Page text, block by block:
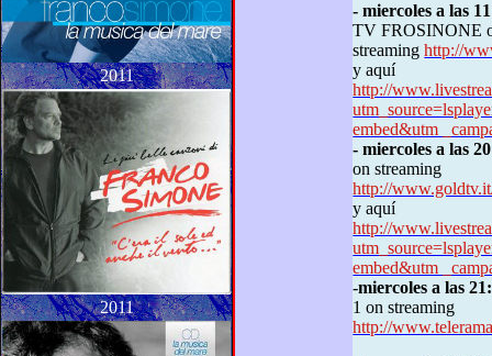
2011
2011
- miercoles a las
TV FROSINONE
streaminghttp://
y aquí
http://
embed&utm
- miercoles a las
on streaming
http://
yaquí
http://
embed&utm
-
miercoles a las
1 on streaming
http://